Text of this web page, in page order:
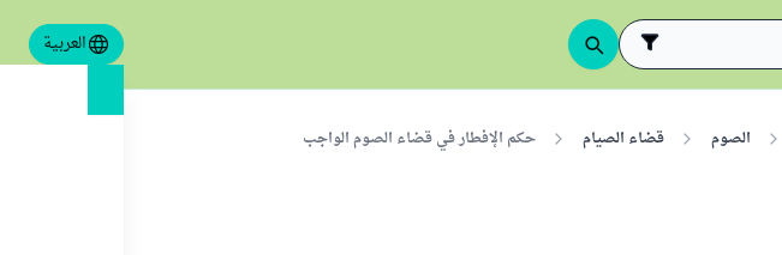
العربية
الصوم قضاء الصيام حكم الإفطار في قضاء الصوم الواجب